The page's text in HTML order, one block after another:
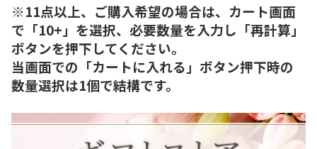
※11点以上、ご購入希望の場合は、カート画面
で「10+」を選択、必要数量を入力し「再計算」
ボタンを押下してください。
当画面での「カートに入れる」ボタン押下時の
数量選択は1個で結構です。